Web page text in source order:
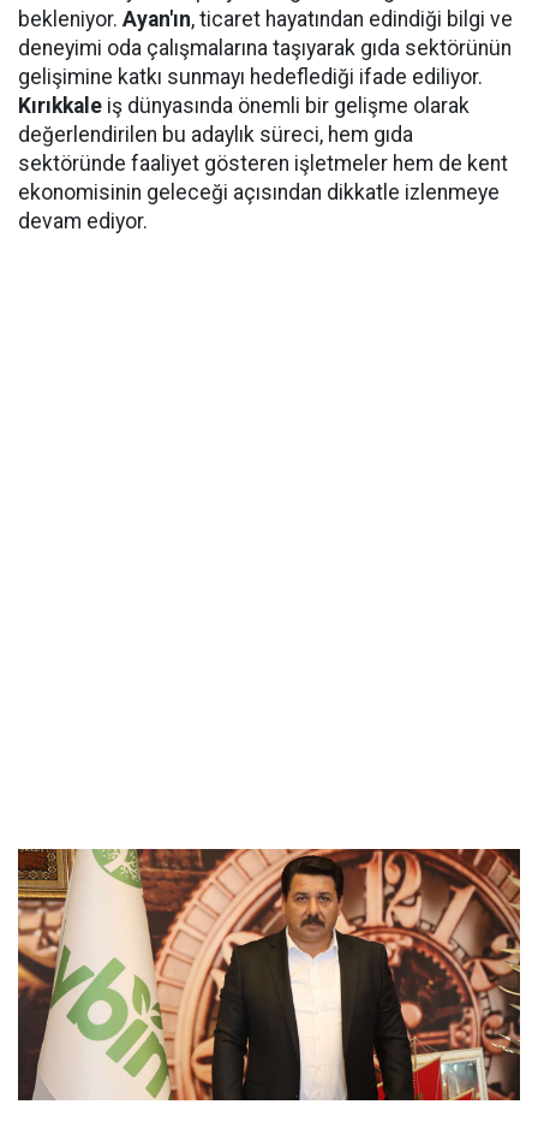
bekleniyor. Ayan'ın, ticaret hayatından edindiği bilgi ve
deneyimi oda çalışmalarına taşıyarak gıda sektörünün
gelişimine katkı sunmayı hedeflediği ifade ediliyor.
Kırıkkale iş dünyasında önemli bir gelişme olarak
değerlendirilen bu adaylık süreci, hem gıda
sektöründe faaliyet gösteren işletmeler hem de kent
ekonomisinin geleceği açısından dikkatle izlenmeye
devam ediyor.